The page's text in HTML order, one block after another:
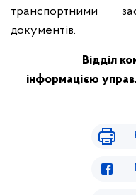
транспортними
документів.
Відділ
інформацією